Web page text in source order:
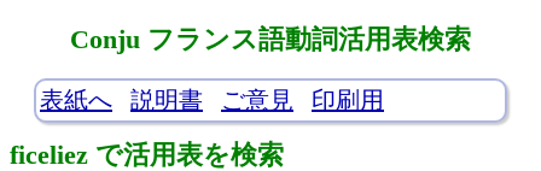
Conju フランス語動詞活用表検索
表紙へ 説明書 ご意見 印刷用
ficeliez で活用表を検索